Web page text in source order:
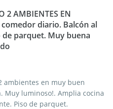
2 AMBIENTES EN
comedor diario. Balcón al
parquet. Muy buena
ambientes en muy buen
Muy luminoso!. Amplia cocina
Piso de parquet.